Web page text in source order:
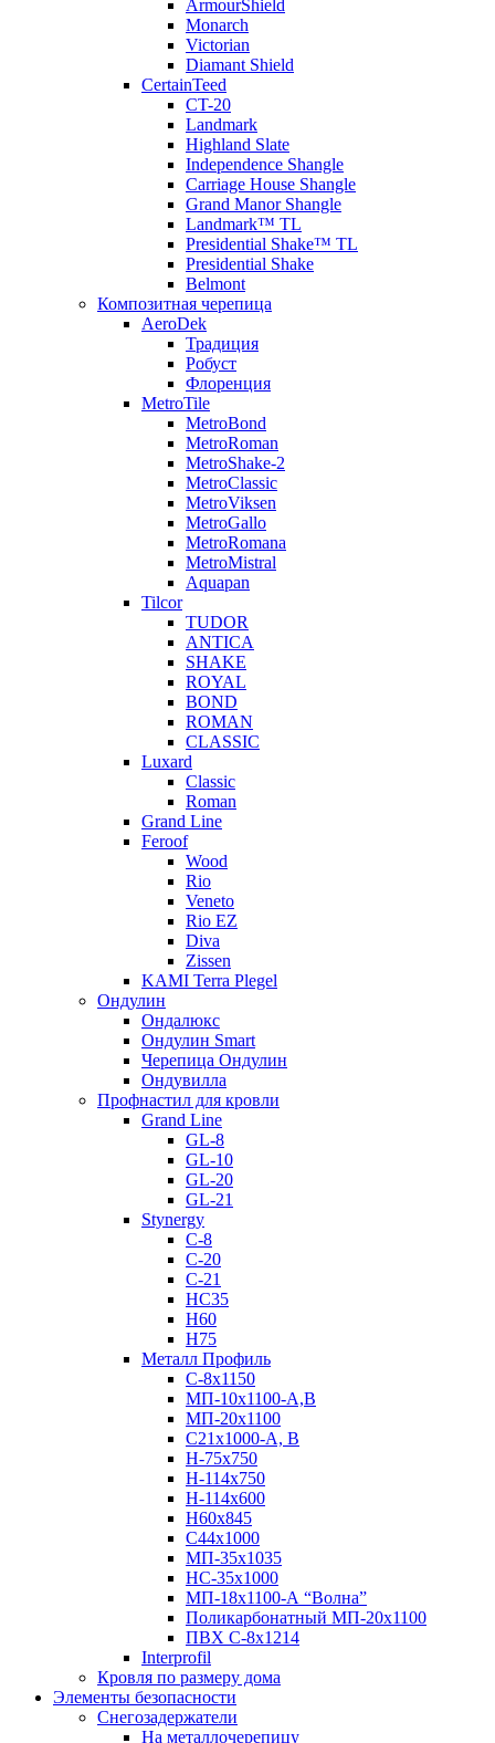
ArmourShield
Monarch
Victorian
Diamant Shield
CertainTeed
CT-20
Landmark
Highland Slate
Independence Shangle
Carriage House Shangle
Grand Manor Shangle
Landmark™ TL
Presidential Shake™ TL
Presidential Shake
Belmont
Композитная черепица
AeroDek
Традиция
Робуст
Флоренция
MetroTile
MetroBond
MetroRoman
MetroShake-2
MetroClassic
MetroViksen
MetroGallo
MetroRomana
MetroMistral
Aquapan
Tilcor
TUDOR
ANTICA
SHAKE
ROYAL
BOND
ROMAN
CLASSIC
Luxard
Classic
Roman
Grand Line
Feroof
Wood
Rio
Veneto
Rio EZ
Diva
Zissen
KAMI Terra Plegel
Ондулин
Ондалюкс
Ондулин Smart
Черепица Ондулин
Ондувилла
Профнастил для кровли
Grand Line
GL-8
GL-10
GL-20
GL-21
Stynergy
C-8
C-20
C-21
НС35
Н60
H75
Металл Профиль
С-8х1150
МП-10x1100-А,В
МП-20х1100
С21х1000-А, В
H-75х750
Н-114х750
Н-114х600
Н60х845
С44х1000
МП-35х1035
НС-35х1000
МП-18х1100-А “Волна”
Поликарбонатный МП-20х1100
ПВХ С-8х1214
Interprofil
Кровля по размеру дома
Элементы безопасности
Снегозадержатели
На металлочерепицу